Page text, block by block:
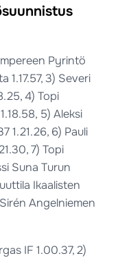
Pyrintö
1.17.57, 3) Severi
4) Topi
5) Aleksi
1.21.26, 6) Pauli
7) Topi
Suna Turun
Ikaalisten
Angelniemen
IF 1.00.37, 2)